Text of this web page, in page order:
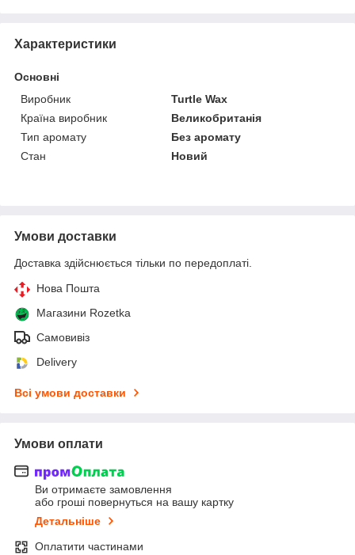
Характеристики
Основні
Виробник
Turtle Wax
Країна виробник
Великобританія
Тип аромату
Без аромату
Стан
Новий
Умови доставки
Доставка здійснюється тільки по передоплаті.
Нова Пошта
Магазини Rozetka
Самовивіз
Delivery
Всі умови доставки
Умови оплати
Ви отримаєте замовлення
або гроші повернуться на вашу картку
Детальніше
Оплатити частинами